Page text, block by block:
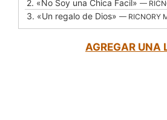
2. «No Soy una Chica Facil» —
3. «Un regalo de Dios» — RICNORY
AGREGAR UNA